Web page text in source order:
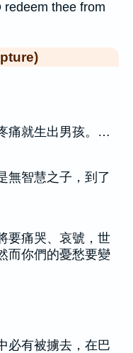
redeem thee from
痛就生出男孩。…
無智慧之子，到了
要痛哭、哀號，世
而你們的憂愁要變
必有被擄去，在巴